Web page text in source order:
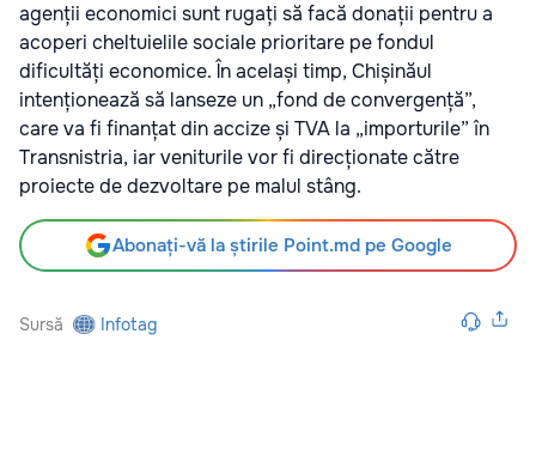
agenții economici sunt rugați să facă donații pentru a
acoperi cheltuielile sociale prioritare pe fondul
dificultăți economice. În același timp, Chișinăul
intenționează să lanseze un „fond de convergență”,
care va fi finanțat din accize și TVA la „importurile” în
Transnistria, iar veniturile vor fi direcționate către
proiecte de dezvoltare pe malul stâng.
Abonați-vă la știrile Point.md pe Google
Sursă Infotag